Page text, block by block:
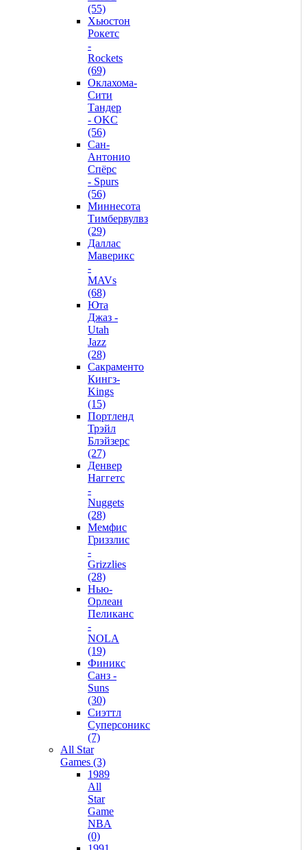
(55)
Хьюстон
Рокетс
-
Rockets
(69)
Оклахома-
Сити
Тандер
- OKC
(56)
Сан-
Антонио
Спёрс
- Spurs
(56)
Миннесота
Тимбервулвз
(29)
Даллас
Маверикс
-
MAVs
(68)
Юта
Джаз -
Utah
Jazz
(28)
Сакраменто
Кингз-
Kings
(15)
Портленд
Трэйл
Блэйзерс
(27)
Денвер
Наггетс
-
Nuggets
(28)
Мемфис
Гриззлис
-
Grizzlies
(28)
Нью-
Орлеан
Пеликанс
-
NOLA
(19)
Финикс
Санз -
Suns
(30)
Сиэттл
Суперсоникс
(7)
All Star
Games (3)
1989
All
Star
Game
NBA
(0)